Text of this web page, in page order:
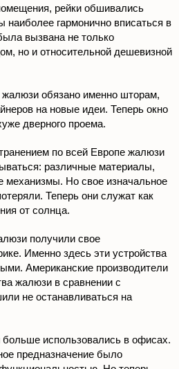
рейки обшивались
наиболее гармонично вписаться в
вызвана не только
но и относительной дешевизной
обязано именно шторам,
на новые идеи. Теперь окно
дверного проема.
по всей Европе жалюзи
различные материалы,
Но свое изначальное
Теперь они служат как
от солнца.
получили свое
Именно здесь эти устройства
Американские производители
жалюзи в сравнении с
не останавливаться на
использовались в офисах.
предназначение было